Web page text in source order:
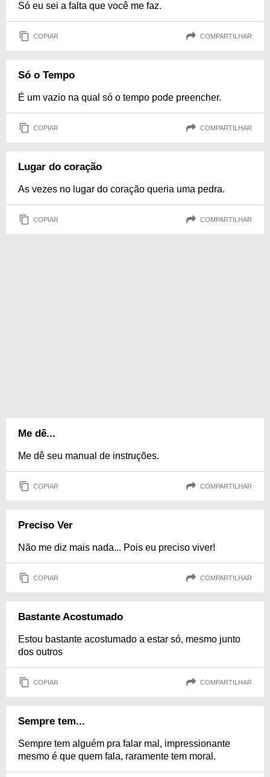
Só eu sei a falta que você me faz.
COPIAR COMPARTILHAR
Só o Tempo
É um vazio na qual só o tempo pode preencher.
COPIAR COMPARTILHAR
Lugar do coração
As vezes no lugar do coração queria uma pedra.
COPIAR COMPARTILHAR
Me dê...
Me dê seu manual de instruções.
COPIAR COMPARTILHAR
Preciso Ver
Não me diz mais nada... Pois eu preciso viver!
COPIAR COMPARTILHAR
Bastante Acostumado
Estou bastante acostumado a estar só, mesmo junto
dos outros
COPIAR COMPARTILHAR
Sempre tem...
Sempre tem alguém pra falar mal, impressionante
mesmo é que quem fala, raramente tem moral.